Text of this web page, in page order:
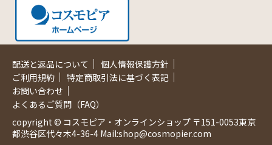
配送と返品について ｜ 個人情報保護方針 ｜
ご利用規約 ｜ 特定商取引法に基づく表記 ｜
お問い合わせ ｜
よくあるご質問（FAQ）
copyright © コスモピア・オンラインショップ 〒151-0053東京
都渋谷区代々木4-36-4 Mail:shop@cosmopier.com